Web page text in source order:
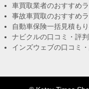
車買取業者のおすすめ
事故車買取のおすすめ
自動車保険一括見積も
ナビクルの口コミ・評
インズウェブの口コミ